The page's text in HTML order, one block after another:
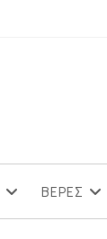
ΒΕΡΕΣ